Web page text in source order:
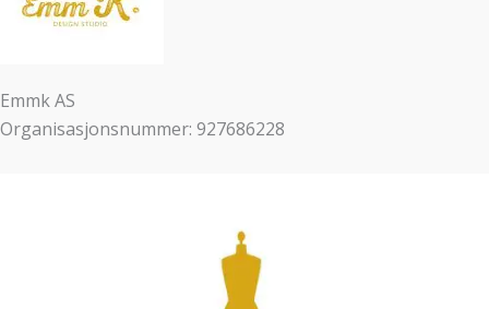
Emmk AS
Organisasjonsnummer: 927686228